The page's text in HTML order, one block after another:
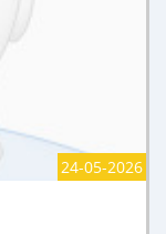
24-05-2026